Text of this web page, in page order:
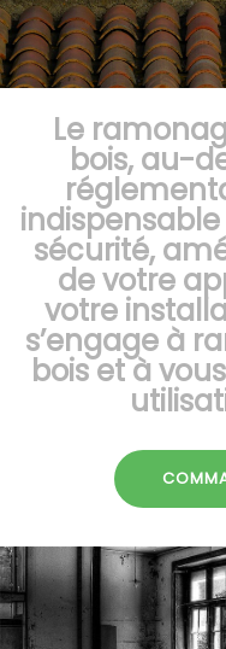
Le
bois, au-
sécurité,
de votre
votre
s’engage à
bois et à